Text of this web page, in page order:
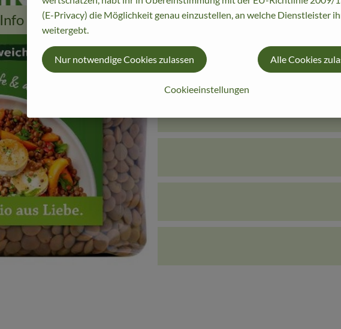
Info
(E-Privacy) die Möglichkeit genau einzustellen, an welche Dienstleister
weitergebt.
Cookieeinstellungen
Nur notwendige Cookies zulassen Alle Cookies